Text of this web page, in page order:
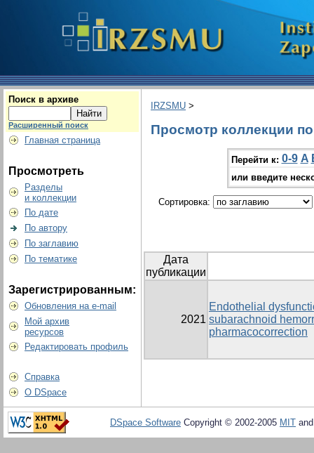
Поиск в архиве
Расширенный поиск
Главная страница
Просмотреть
Разделы
и коллекции
По дате
По автору
По заглавию
По тематике
Зарегистрированным:
Обновления на e-mail
Мой архив
ресурсов
Редактировать профиль
Справка
О DSpace
IRZSMU >
Просмотр коллекции
Перейти к: 0-9 A
или введите
Сортировка:
Дата
публикации
2021
Endothelial
subarachnoid
pharmacocorrection
DSpace Software Copyright © 2002-2005 MIT